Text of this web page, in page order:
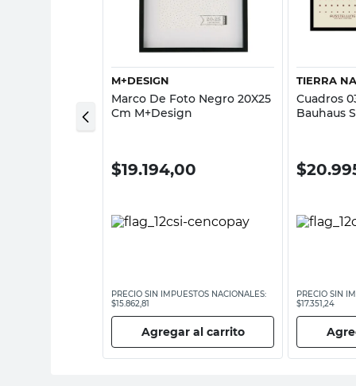
Vista rápida
M+DESIGN
Marco De Foto Negro 20X25
Cm M+Design
$19.194,00
PRECIO SIN IMPUESTOS NACIONALES:
$15.862,81
Agregar al carrito
TIERRA
Cuadros
Bauhaus
$
PRECIO SIN
$17.351,24